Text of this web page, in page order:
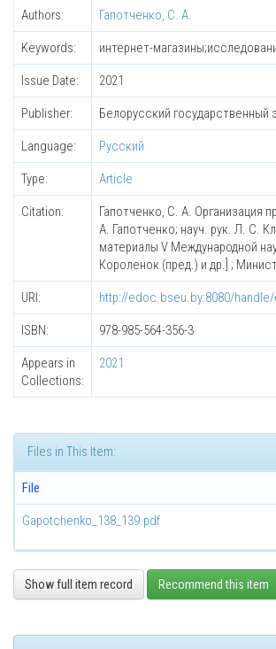
Authors: Гапотченко, С. А.
Keywords: интернет-
Issue Date: 2021
Publisher: Белорусский государственный
Language: Русский
Type: Article
Citation:
Гапотченко, С. А. Организация
А. Гапотченко; науч. рук. Л. С.
материалы V Международной
Короленок (пред.) и др.] ;
URI: http://edoc.bseu.by:8080/
ISBN: 978-985-564-356-3
Appears in
Collections:
2021
Files in This Item:
File
Gapotchenko_138_139.pdf
Show full item record Recommend this item